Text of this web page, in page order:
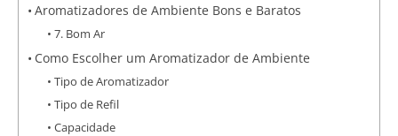
Aromatizadores de Ambiente Bons e Baratos
7. Bom Ar
Como Escolher um Aromatizador de Ambiente
Tipo de Aromatizador
Tipo de Refil
Capacidade